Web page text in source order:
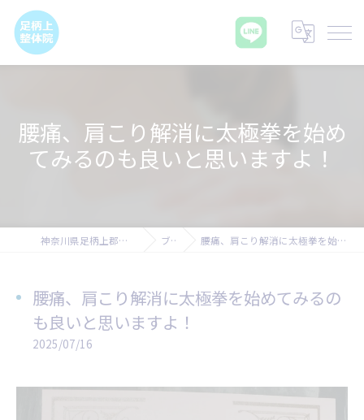
腰痛、肩こり解消に太極拳を始め
てみるのも良いと思いますよ！
神奈川県足柄上郡の腰痛なら足柄上整体院 ブログ 腰痛、肩こり解消に太極拳を始めてみるのも良いと思いますよ！
腰痛、肩こり解消に太極拳を始めてみるの
も良いと思いますよ！
2025/07/16